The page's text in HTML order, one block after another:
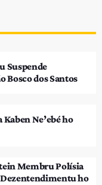
Suspende
Bosco dos Santos
Ne’ebé ho
Membru Polísia
ho